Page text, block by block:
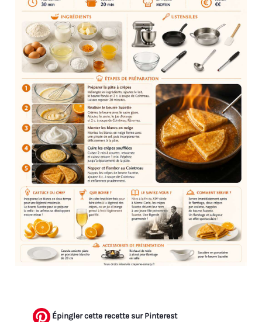
Épingler cette recette sur Pinterest